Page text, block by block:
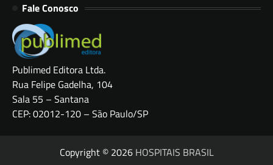
Fale Conosco
Publimed Editora Ltda.
Rua Felipe Gadelha, 104
Sala 55 – Santana
CEP: 02012-120 – São Paulo/SP
Copyright © 2026 HOSPITAIS BRASIL